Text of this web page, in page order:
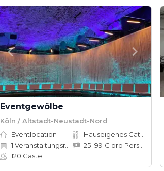
Eventgewölbe
Köln / Altstadt-Neustadt-Nord
Eventlocation
1 Veranstaltungsräume
120 Gäste